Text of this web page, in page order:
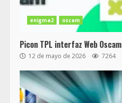
enigma2 oscam
Picon TPL interfaz Web Oscam
12 de mayo de 2026 7264